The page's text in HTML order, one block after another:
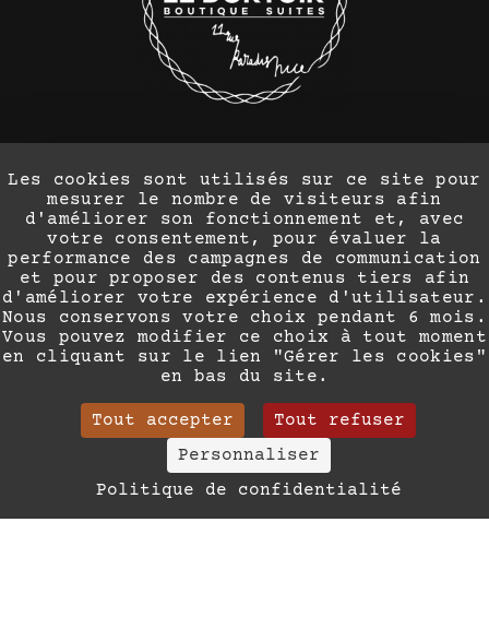
(+33) 04 93 88 93 63
11, rue Paradis - 06000 - Nice
(+33) 04 93 88 93 63
contact@ledortoir.net
Plan du site
Mentions légales
Politique de confidentialité
Français
Les cookies sont utilisés sur ce site pour
mesurer le nombre de visiteurs afin
d'améliorer son fonctionnement et, avec
votre consentement, pour évaluer la
performance des campagnes de communication
et pour proposer des contenus tiers afin
d'améliorer votre expérience d'utilisateur.
Nous conservons votre choix pendant 6 mois.
Vous pouvez modifier ce choix à tout moment
en cliquant sur le lien "Gérer les cookies"
en bas du site.
Tout accepter
Tout refuser
Personnaliser
Politique de confidentialité